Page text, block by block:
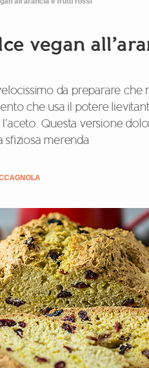
vegan
da preparare
che usa il potere
Questa versione
sfiziosa merenda